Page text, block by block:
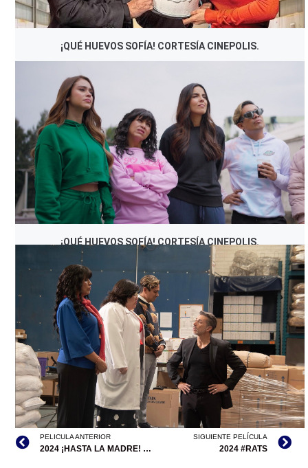
¡QUÉ HUEVOS SOFÍA! CORTESÍA CINEPOLIS.
¡QUÉ HUEVOS SOFÍA! CORTESÍA CINEPOLIS.
¡QUE HUEVOS SOFÍA! CORTESÍA CINEPOLIS.
PELICULA ANTERIOR
2024 ¡HASTA LA MADRE! DE LA NAVIDAD
SIGUIENTE PELÍCULA
2024 #RATS